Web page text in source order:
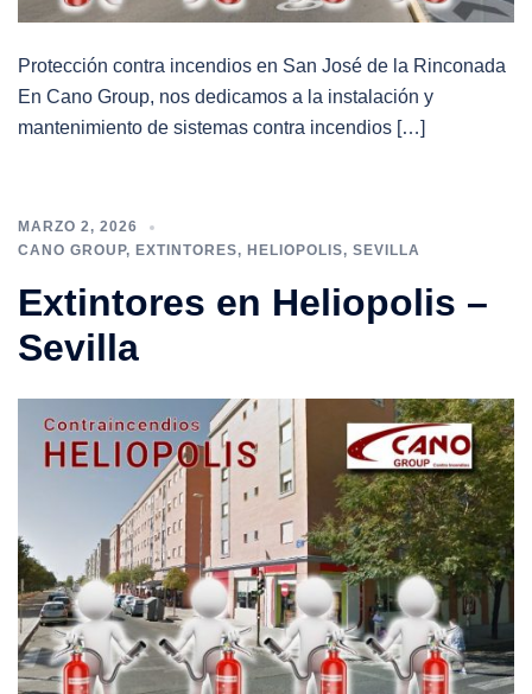
Protección contra incendios en San José de la Rinconada
En Cano Group, nos dedicamos a la instalación y
mantenimiento de sistemas contra incendios […]
MARZO 2, 2026
CANO GROUP, EXTINTORES, HELIOPOLIS, SEVILLA
Extintores en Heliopolis –
Sevilla